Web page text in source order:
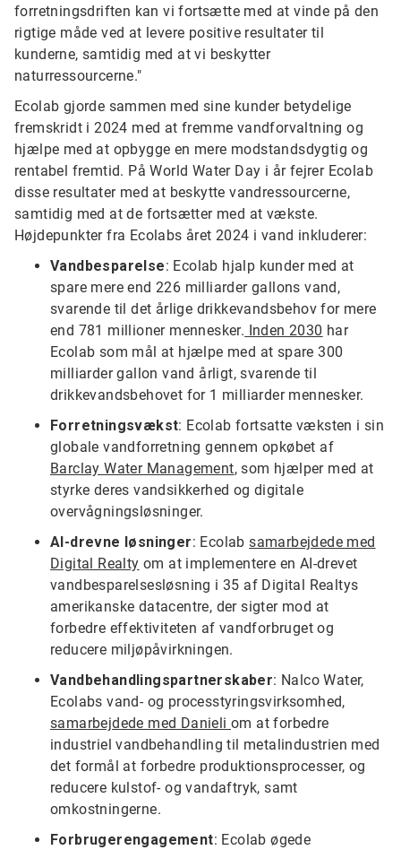
forretningsdriften kan vi fortsætte med at vinde på den
rigtige måde ved at levere positive resultater til
kunderne, samtidig med at vi beskytter
naturressourcerne."
Ecolab gjorde sammen med sine kunder betydelige
fremskridt i 2024 med at fremme vandforvaltning og
hjælpe med at opbygge en mere modstandsdygtig og
rentabel fremtid. På World Water Day i år fejrer Ecolab
disse resultater med at beskytte vandressourcerne,
samtidig med at de fortsætter med at vækste.
Højdepunkter fra Ecolabs året 2024 i vand inkluderer:
Vandbesparelse: Ecolab hjalp kunder med at
spare mere end 226 milliarder gallons vand,
svarende til det årlige drikkevandsbehov for mere
end 781 millioner mennesker. Inden 2030 har
Ecolab som mål at hjælpe med at spare 300
milliarder gallon vand årligt, svarende til
drikkevandsbehovet for 1 milliarder mennesker.
Forretningsvækst: Ecolab fortsatte væksten i sin
globale vandforretning gennem opkøbet af
Barclay Water Management, som hjælper med at
styrke deres vandsikkerhed og digitale
overvågningsløsninger.
AI-drevne løsninger: Ecolabsamarbejdede med
Digital Realty om at implementere en AI-drevet
vandbesparelsesløsning i 35 af Digital Realtys
amerikanske datacentre, der sigter mod at
forbedre effektiviteten af vandforbruget og
reducere miljøpåvirkningen.
Vandbehandlingspartnerskaber: Nalco Water,
Ecolabs vand- og processtyringsvirksomhed,
samarbejdede med Danieli om at forbedre
industriel vandbehandling til metalindustrien med
det formål at forbedre produktionsprocesser, og
reducere kulstof- og vandaftryk, samt
omkostningerne.
Forbrugerengagement: Ecolab øgede